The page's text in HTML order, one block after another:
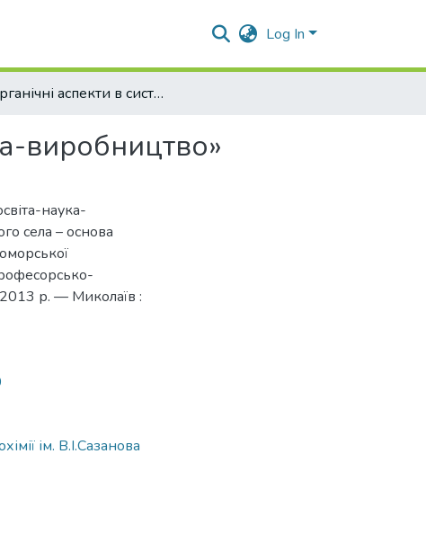
Log In
Органічні аспекти в системі «аграрна освіта-наука-виробництво»
виробництво»
наука-
села – основа
р. — Миколаїв :
ім. В.І.Сазанова